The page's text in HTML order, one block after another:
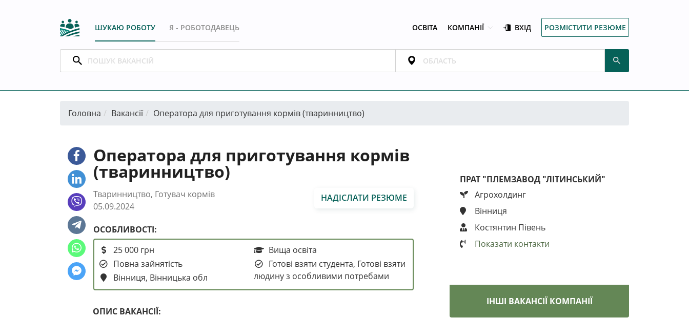
ШУКАЮ РОБОТУ Я - РОБОТОДАВЕЦЬ ОСВІТА КОМПАНІЇ ВХІД РОЗМІСТИТИ РЕЗЮМЕ
Головна Вакансії Оператора для приготування кормів (тваринництво)
Оператора для приготування кормів
(тваринництво)
Тваринництво, Готувач кормів
05.09.2024
НАДІСЛАТИ РЕЗЮМЕ
ОСОБЛИВОСТІ:
25 000 грн
Повна зайнятість
Вінниця, Вінницька обл
Вища освіта
Готові взяти студента, Готові взяти
людину з особливими потребами
ОПИС ВАКАНСІЇ:
ПРАТ "ПЛЕМЗАВОД "ЛІТИНСЬКИЙ"
Агрохолдинг
Вінниця
Костянтин Півень
Показати контакти
ІНШІ ВАКАНСІЇ КОМПАНІЇ